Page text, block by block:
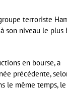
terroriste
son niveau le plus
en bourse, a
précédente,
le même temps, le